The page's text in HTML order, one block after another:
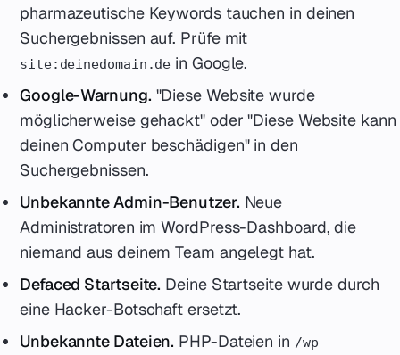
pharmazeutische Keywords tauchen in deinen
Suchergebnissen auf. Prüfe mit
site:deinedomain.de in Google.
Google-Warnung. "Diese Website wurde
möglicherweise gehackt" oder "Diese Website kann
deinen Computer beschädigen" in den
Suchergebnissen.
Unbekannte Admin-Benutzer. Neue
Administratoren im WordPress-Dashboard, die
niemand aus deinem Team angelegt hat.
Defaced Startseite. Deine Startseite wurde durch
eine Hacker-Botschaft ersetzt.
Unbekannte Dateien. PHP-Dateien in /wp-